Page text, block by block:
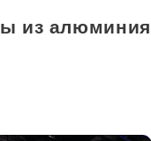
из алюминия